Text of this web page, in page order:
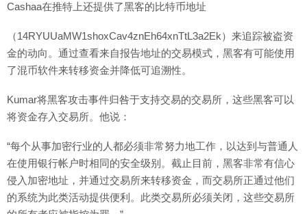
Cashaa在推特上还提供了黑客的比特币地址
（14RYUUaMW1shoxCav4znEh64xnTtL3a2Ek）来追踪被盗资
金的动向。通过查看来自报告地址的交易模式，黑客有可能使用
了混币软件来转移资金并降低可追溯性。
Kumar将黑客攻击事件归咎于支持交易的交易所，这些黑客可以
将资金存入交易所。他说：
“每个从事加密行业的人都必须非常努力地工作，以达到与普通人
在使用银行帐户时相同的安全级别。截止目前，黑客非常有信心
侵入加密地址，并通过交易所来转移资金，而交易所正通过他们
的系统为此类活动提供便利。此类交易所必须关闭，这些交易所